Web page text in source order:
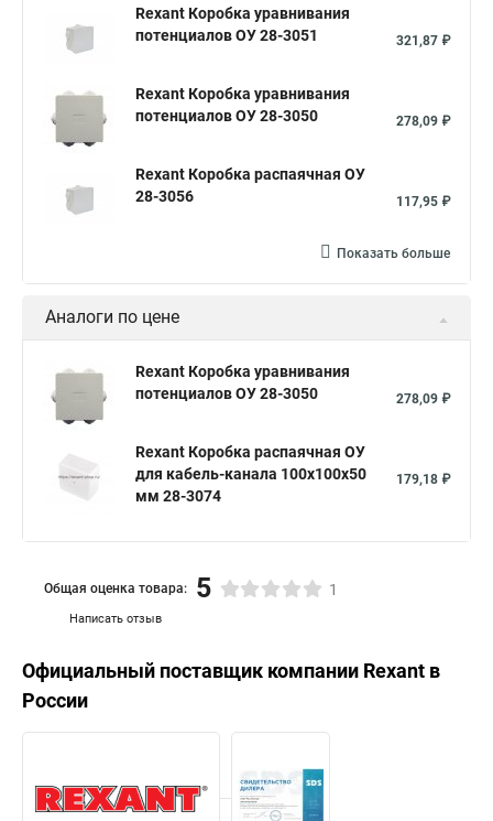
Коробка телефонная распределительная
Коробка распределительная 10 10
Распределительная коробка для электропроводки
Цена распределительных коробок
Коробка распределительная 100х100х50
Коробка 100х100х50 ip54 Коробка 100х100х50 ip55
Коробка распределительная 100х100х50
Коробка распределительная уличная ip65
Скрытые распределительные коробки
Распределительные коробки размеры
Распределительная коробка ip44
Rexant Коробка уравнивания
потенциалов ОУ 28-3051
321,87 ₽
Rexant Коробка уравнивания
потенциалов ОУ 28-3050
278,09 ₽
Rexant Коробка распаячная ОУ
28-3056
117,95 ₽
Показать больше
Аналоги по цене
Rexant Коробка уравнивания
потенциалов ОУ 28-3050
278,09 ₽
Rexant Коробка распаячная ОУ
для кабель-канала 100х100х50
мм 28-3074
179,18 ₽
Написать отзыв
Общая оценка товара: 5 1
Официальный поставщик компании Rexant в
России